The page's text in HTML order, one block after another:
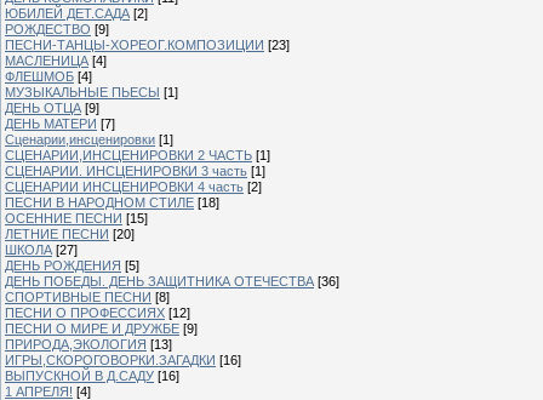
ЮБИЛЕЙ ДЕТ.САДА [2]
РОЖДЕСТВО [9]
ПЕСНИ-ТАНЦЫ-ХОРЕОГ.КОМПОЗИЦИИ [23]
МАСЛЕНИЦА [4]
ФЛЕШМОБ [4]
МУЗЫКАЛЬНЫЕ ПЬЕСЫ [1]
ДЕНЬ ОТЦА [9]
ДЕНЬ МАТЕРИ [7]
Сценарии,инсценировки [1]
СЦЕНАРИИ,ИНСЦЕНИРОВКИ 2 ЧАСТЬ [1]
СЦЕНАРИИ. ИНСЦЕНИРОВКИ 3 часть [1]
СЦЕНАРИИ ИНСЦЕНИРОВКИ 4 часть [2]
ПЕСНИ В НАРОДНОМ СТИЛЕ [18]
ОСЕННИЕ ПЕСНИ [15]
ЛЕТНИЕ ПЕСНИ [20]
ШКОЛА [27]
ДЕНЬ РОЖДЕНИЯ [5]
ДЕНЬ ПОБЕДЫ. ДЕНЬ ЗАЩИТНИКА ОТЕЧЕСТВА [36]
СПОРТИВНЫЕ ПЕСНИ [8]
ПЕСНИ О ПРОФЕССИЯХ [12]
ПЕСНИ О МИРЕ И ДРУЖБЕ [9]
ПРИРОДА,ЭКОЛОГИЯ [13]
ИГРЫ,СКОРОГОВОРКИ.ЗАГАДКИ [16]
ВЫПУСКНОЙ В Д.САДУ [16]
1 АПРЕЛЯ! [4]